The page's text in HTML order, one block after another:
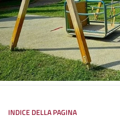
INDICE DELLA PAGINA